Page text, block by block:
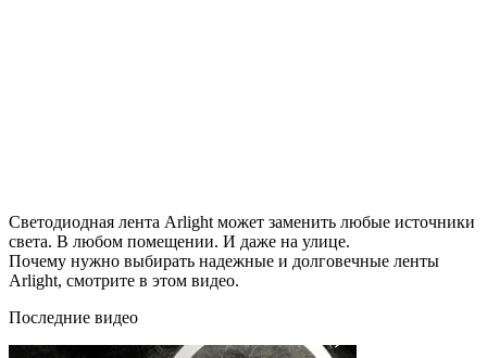
Светодиодная лента Arlight может заменить любые источники
света. В любом помещении. И даже на улице.
Почему нужно выбирать надежные и долговечные ленты
Arlight, смотрите в этом видео.
Последние видео